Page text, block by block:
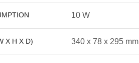
10 W
X H X D) 340 x 78 x 295 mm